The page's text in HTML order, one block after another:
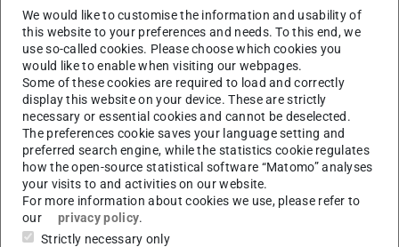
Studienbüro.
Sie können uns auch einfach eine E-Mail schreiben über
unser
Kontaktformular, wir kümmern uns
schnellstmöglich um Ihr Anliegen.
Vielen Dank.
Ihr Studienbüro
CONTACT
We would like to customise the information and usability of
this website to your preferences and needs. To this end, we
use so-called cookies. Please choose which cookies you
would like to enable when visiting our webpages.
Some of these cookies are required to load and correctly
display this website on your device. These are strictly
necessary or essential cookies and cannot be deselected.
The preferences cookie saves your language setting and
preferred search engine, while the statistics cookie regulates
how the open-source statistical software “Matomo” analyses
your visits to and activities on our website.
For more information about cookies we use, please refer to
our
privacy policy.
Strictly necessary only